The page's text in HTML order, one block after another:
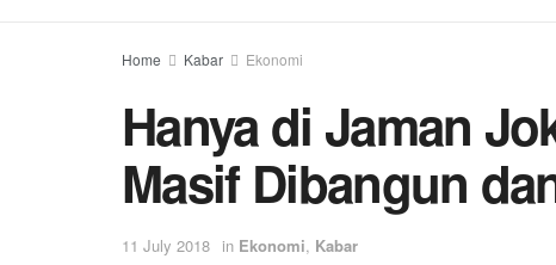
Home Kabar Ekonomi
Hanya di Jaman
Masif Dibangun
11 July 2018 in Ekonomi, Kabar